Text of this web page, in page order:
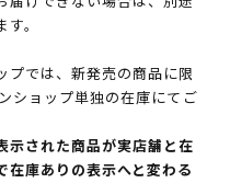
。
プでは、新発売の商品に限
ショップ単独の在庫にてご
された商品が実店舗と在
在庫ありの表示へと変わる